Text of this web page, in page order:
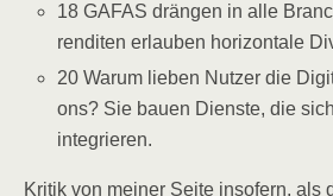
18 GAFAS drän­gen in alle
ren­di­ten erlau­ben hori­zon­ta­le
20 War­um lie­ben Nut­zer die
ons? Sie bau­en Diens­te, die
integrieren.
Kri­tik von mei­ner Sei­te inso­fern, als